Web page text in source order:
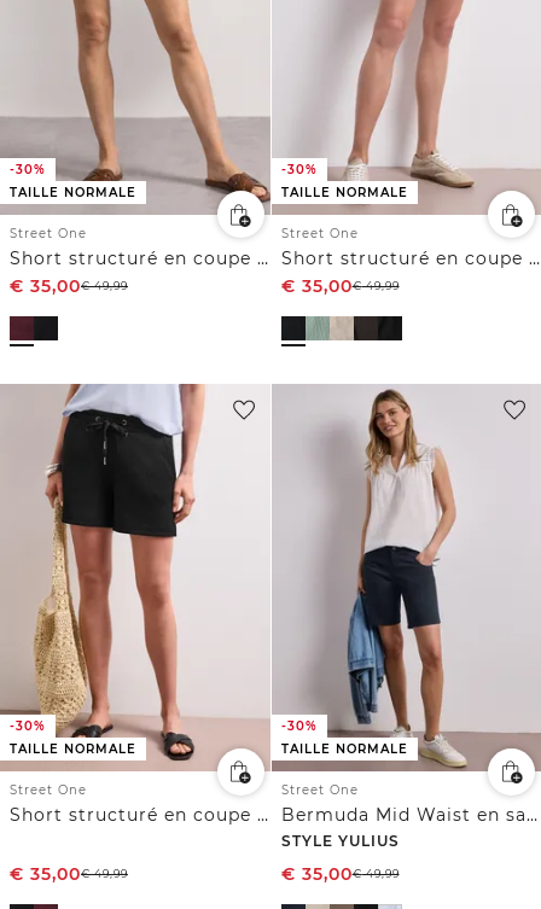
-30%
TAILLE NORMALE
Street One
Short structuré en coupe loose
€ 35,00€49,99
-30%
TAILLE NORMALE
Street One
Short structuré en coupe loose
€ 35,00€49,99
-30%
TAILLE NORMALE
Street One
Short structuré en coupe loose
€ 35,00€49,99
-30%
TAILLE NORMALE
Street One
Bermuda Mid Waist en satin
STYLE YULIUS
€ 35,00€49,99